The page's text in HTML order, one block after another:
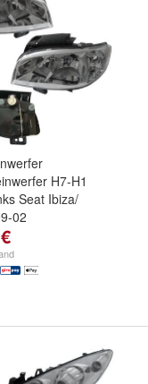
H7-H1
Seat Ibiza/
02